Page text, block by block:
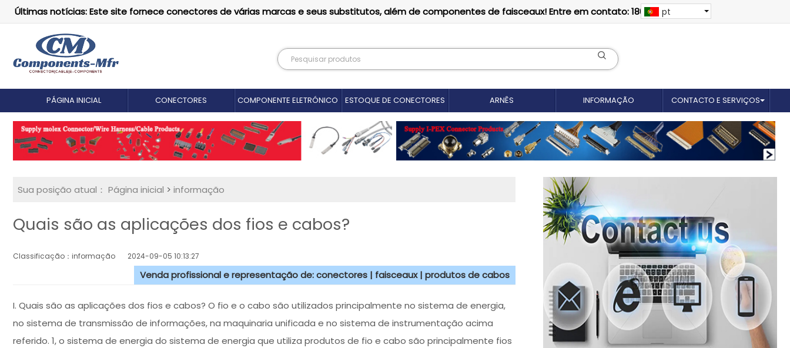
Últimas notícias: Este site fornece conectores de várias marcas e seus substitutos, além de componentes de faisceaux! Entre em contato: 18012695035
pt
PÁGINA INICIAL CONECTORES COMPONENTE ELETRÓNICO ESTOQUE DE CONECTORES ARNÊS INFORMAÇÃO CONTACTO E SERVIÇOS
Sua posição atual： Página inicial > informação
Quais são as aplicações dos fios e cabos?
Classificação：informação 2024-09-05 10:13:27
Venda profissional e representação de: conectores | faisceaux | produtos de cabos
I. Quais são as aplicações dos fios e cabos? O fio e o cabo são utilizados principalmente no sistema de energia,
no sistema de transmissão de informações, na maquinaria unificada e no sistema de instrumentação acima
referido. 1, o sistema de energia do sistema de energia que utiliza produtos de fio e cabo são principalmente fios